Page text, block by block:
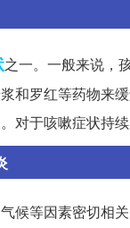
之一。一般来说，
和罗红等药物来
对于咳嗽症状持
候等因素密切相